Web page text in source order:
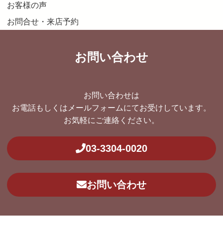
お客様の声
お問合せ・来店予約
お問い合わせ
お問い合わせは
お電話もしくはメールフォームにてお受けしています。
お気軽にご連絡ください。
03-3304-0020
お問い合わせ